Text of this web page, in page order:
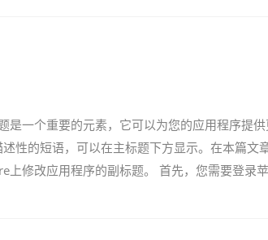
是一个重要的元素，它可以为您的应用程序提供
性的短语，可以在主标题下方显示。在本篇文
上修改应用程序的副标题。 首先，您需要登录